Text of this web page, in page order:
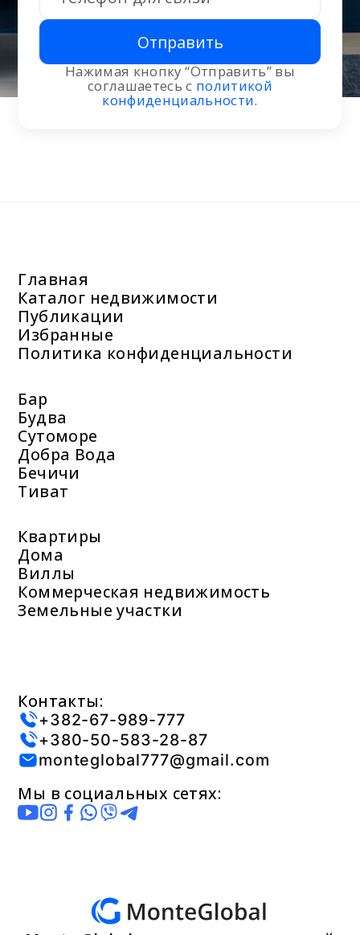
Отправить
Нажимая кнопку “Отправить” вы
соглашаетесь с политикой
конфиденциальности.
Главная
Каталог недвижимости
Публикации
Избранные
Политика конфиденциальности
Бар
Будва
Сутоморе
Добра Вода
Бечичи
Тиват
Квартиры
Дома
Виллы
Коммерческая недвижимость
Земельные участки
Контакты:
+382-67-989-777
+380-50-583-28-87
monteglobal777@gmail.com
Мы в социальных сетях: